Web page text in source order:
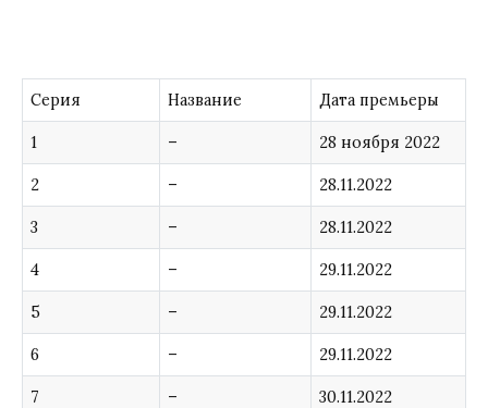
Серия Название Дата премьеры
1 – 28 ноября 2022
2 – 28.11.2022
3 – 28.11.2022
4 – 29.11.2022
5 – 29.11.2022
6 – 29.11.2022
7 – 30.11.2022